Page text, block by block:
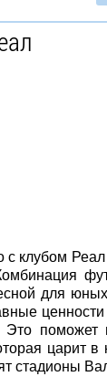
клубом
для
Это
царит
стадионы